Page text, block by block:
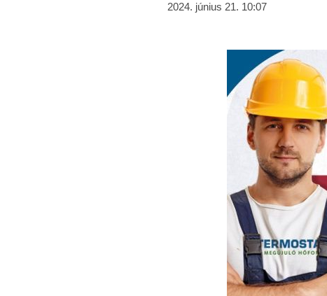
2024. június 21. 10:07